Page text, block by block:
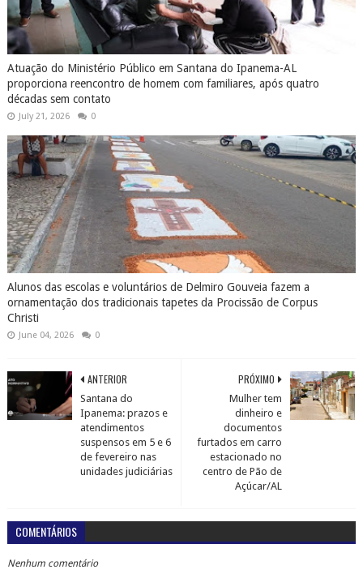
Atuação do Ministério Público em Santana do Ipanema-AL
proporciona reencontro de homem com familiares, após quatro
décadas sem contato
July 21, 2026 0
Alunos das escolas e voluntários de Delmiro Gouveia fazem a
ornamentação dos tradicionais tapetes da Procissão de Corpus
Christi
June 04, 2026 0
PRÓXIMO
Mulher tem
dinheiro e
documentos
furtados em carro
estacionado no
centro de Pão de
Açúcar/AL
ANTERIOR
Santana do
Ipanema: prazos e
atendimentos
suspensos em 5 e 6
de fevereiro nas
unidades judiciárias
COMENTÁRIOS
Nenhum comentário